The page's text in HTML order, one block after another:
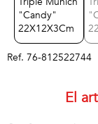
Ref. 76-812522744
El